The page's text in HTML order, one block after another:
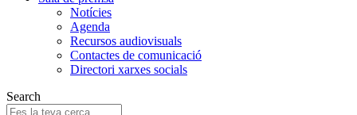
Notícies
Agenda
Recursos audiovisuals
Contactes de comunicació
Directori xarxes socials
Search